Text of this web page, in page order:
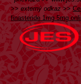
>> externý odkaz>>
finasteride 1mg 5mg